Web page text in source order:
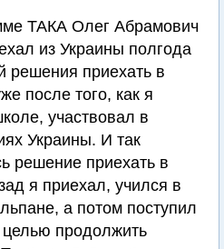
ТАКА Олег Абрамович
из Украины полгода
решения приехать в
после того, как я
участвовал в
Украины. И так
решение приехать в
я приехал, учился в
а потом поступил
продолжить